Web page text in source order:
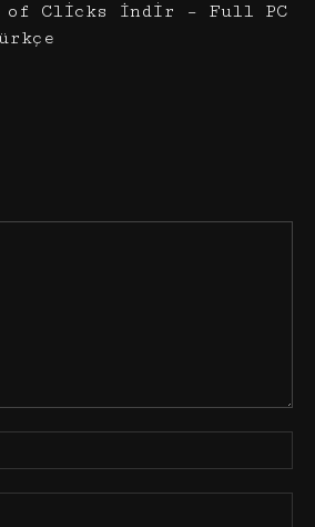
of Clicks İndir – Full PC